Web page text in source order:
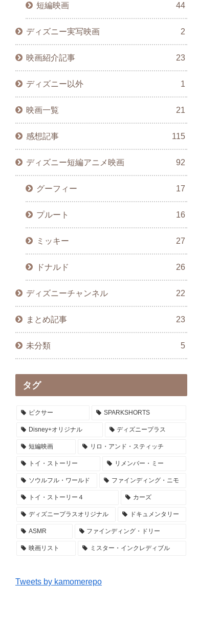
短編映画 44
ディズニー実写映画 2
映画紹介記事 23
ディズニー以外 1
映画一覧 21
感想記事 115
ディズニー短編アニメ映画 92
グーフィー 17
プルート 16
ミッキー 27
ドナルド 26
ディズニーチャンネル 22
まとめ記事 23
未分類 5
タグ
ピクサー SPARKSHORTS
Disney+オリジナル ディズニープラス
短編映画 リロ・アンド・スティッチ
トイ・ストーリー リメンバー・ミー
ソウルフル・ワールド ファインディング・ニモ
トイ・ストーリー４ カーズ
ディズニープラスオリジナル ドキュメンタリー
ASMR ファインディング・ドリー
映画リスト ミスター・インクレディブル
Tweets by kamomerepo